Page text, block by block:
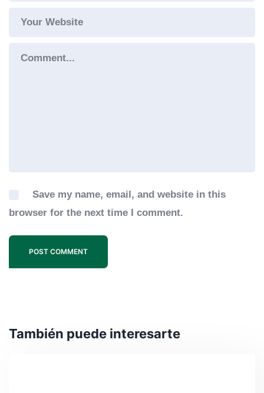
Save my name, email, and website in this
browser for the next time I comment.
POST COMMENT
También puede interesarte